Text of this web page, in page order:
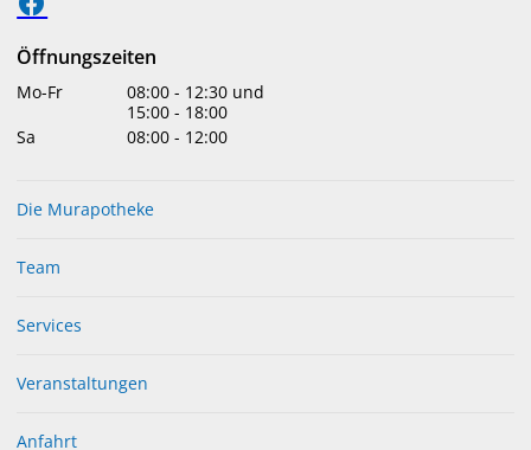
Weiterlesen »
Öffnungszeiten
Mo-Fr 08:00 - 12:30 und
15:00 - 18:00
Sa
08:00 - 12:00
Die Murapotheke
Team
Services
Veranstaltungen
Anfahrt